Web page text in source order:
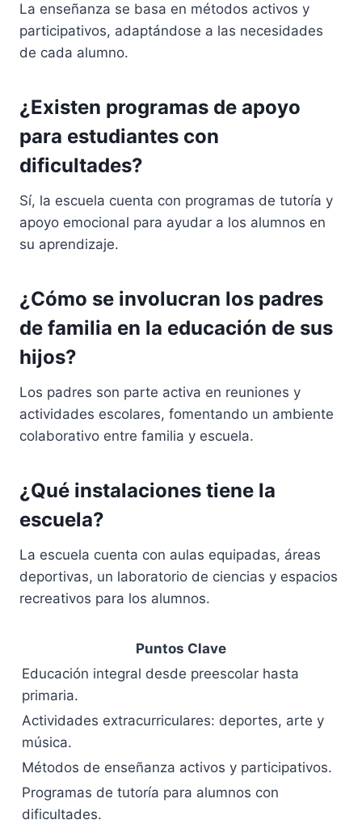
La enseñanza se basa en métodos activos y
participativos, adaptándose a las necesidades
de cada alumno.
¿Existen programas de apoyo
para estudiantes con
dificultades?
Sí, la escuela cuenta con programas de tutoría y
apoyo emocional para ayudar a los alumnos en
su aprendizaje.
¿Cómo se involucran los padres
de familia en la educación de sus
hijos?
Los padres son parte activa en reuniones y
actividades escolares, fomentando un ambiente
colaborativo entre familia y escuela.
¿Qué instalaciones tiene la
escuela?
La escuela cuenta con aulas equipadas, áreas
deportivas, un laboratorio de ciencias y espacios
recreativos para los alumnos.
Puntos Clave
Educación integral desde preescolar hasta
primaria.
Actividades extracurriculares: deportes, arte y
música.
Métodos de enseñanza activos y participativos.
Programas de tutoría para alumnos con
dificultades.